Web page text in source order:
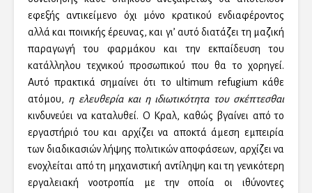
εφεξής αντικείμενο όχι μόνο κρατικού ενδιαφέροντος
αλλά και ποινικής έρευνας, και γι’ αυτό διατάζει τη μαζική
παραγωγή του φαρμάκου και την εκπαίδευση του
κατάλληλου τεχνικού προσωπικού που θα το χορηγεί.
Αυτό πρακτικά σημαίνει ότι το ultimum refugium κάθε
ατόμου, η ελευθερία και η ιδιωτικότητα του σκέπτεσθαι
κινδυνεύει να καταλυθεί. Ο Κραλ, καθώς βγαίνει από το
εργαστήριό του και αρχίζει να αποκτά άμεση εμπειρία
των διαδικασιών λήψης πολιτικών αποφάσεων, αρχίζει να
ενοχλείται από τη μηχανιστική αντίληψη και τη γενικότερη
εργαλειακή νοοτροπία με την οποία οι ιθύνοντες